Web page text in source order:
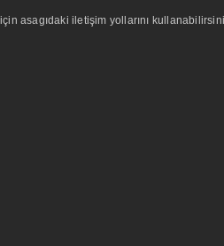
asagıdaki iletişim yollarını